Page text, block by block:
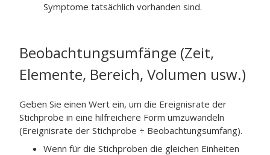
Symptome tatsächlich vorhanden sind.
Beobachtungsumfänge (Zeit,
Elemente, Bereich, Volumen usw.)
Geben Sie einen Wert ein, um die Ereignisrate der
Stichprobe in eine hilfreichere Form umzuwandeln
(Ereignisrate der Stichprobe ÷ Beobachtungsumfang).
Wenn für die Stichproben die gleichen Einheiten